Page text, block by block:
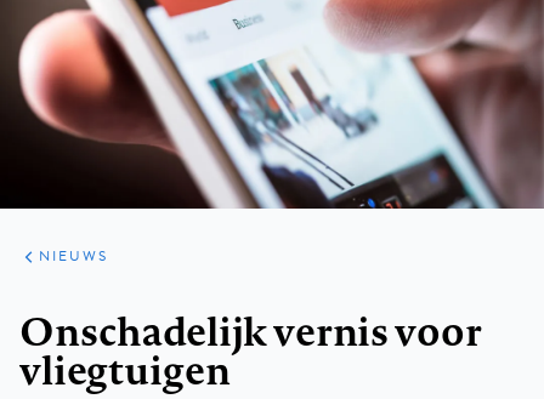
ARTIKELEN
HET
KORT
NIEUWS
Onschadelijk vernis voor
vliegtuigen